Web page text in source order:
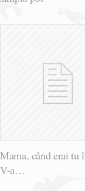
Mama, când erai tu
V-a…